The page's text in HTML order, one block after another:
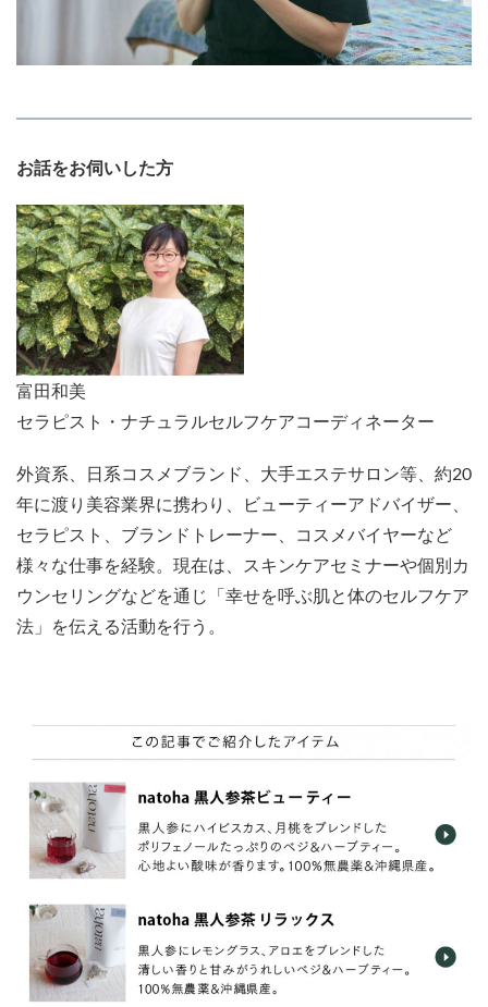
お話をお伺いした方
富田和美
セラピスト・ナチュラルセルフケアコーディネーター
外資系、日系コスメブランド、大手エステサロン等、約20
年に渡り美容業界に携わり、ビューティーアドバイザー、
セラピスト、ブランドトレーナー、コスメバイヤーなど
様々な仕事を経験。現在は、スキンケアセミナーや個別カ
ウンセリングなどを通じ「幸せを呼ぶ肌と体のセルフケア
法」を伝える活動を行う。